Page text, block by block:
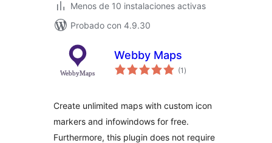
Menos de 10 instalaciones activas
Probado con 4.9.30
Webby Maps
(1 valoraciones
en
)
Create unlimited maps with custom icon
markers and infowindows for free.
Furthermore, this plugin does not require